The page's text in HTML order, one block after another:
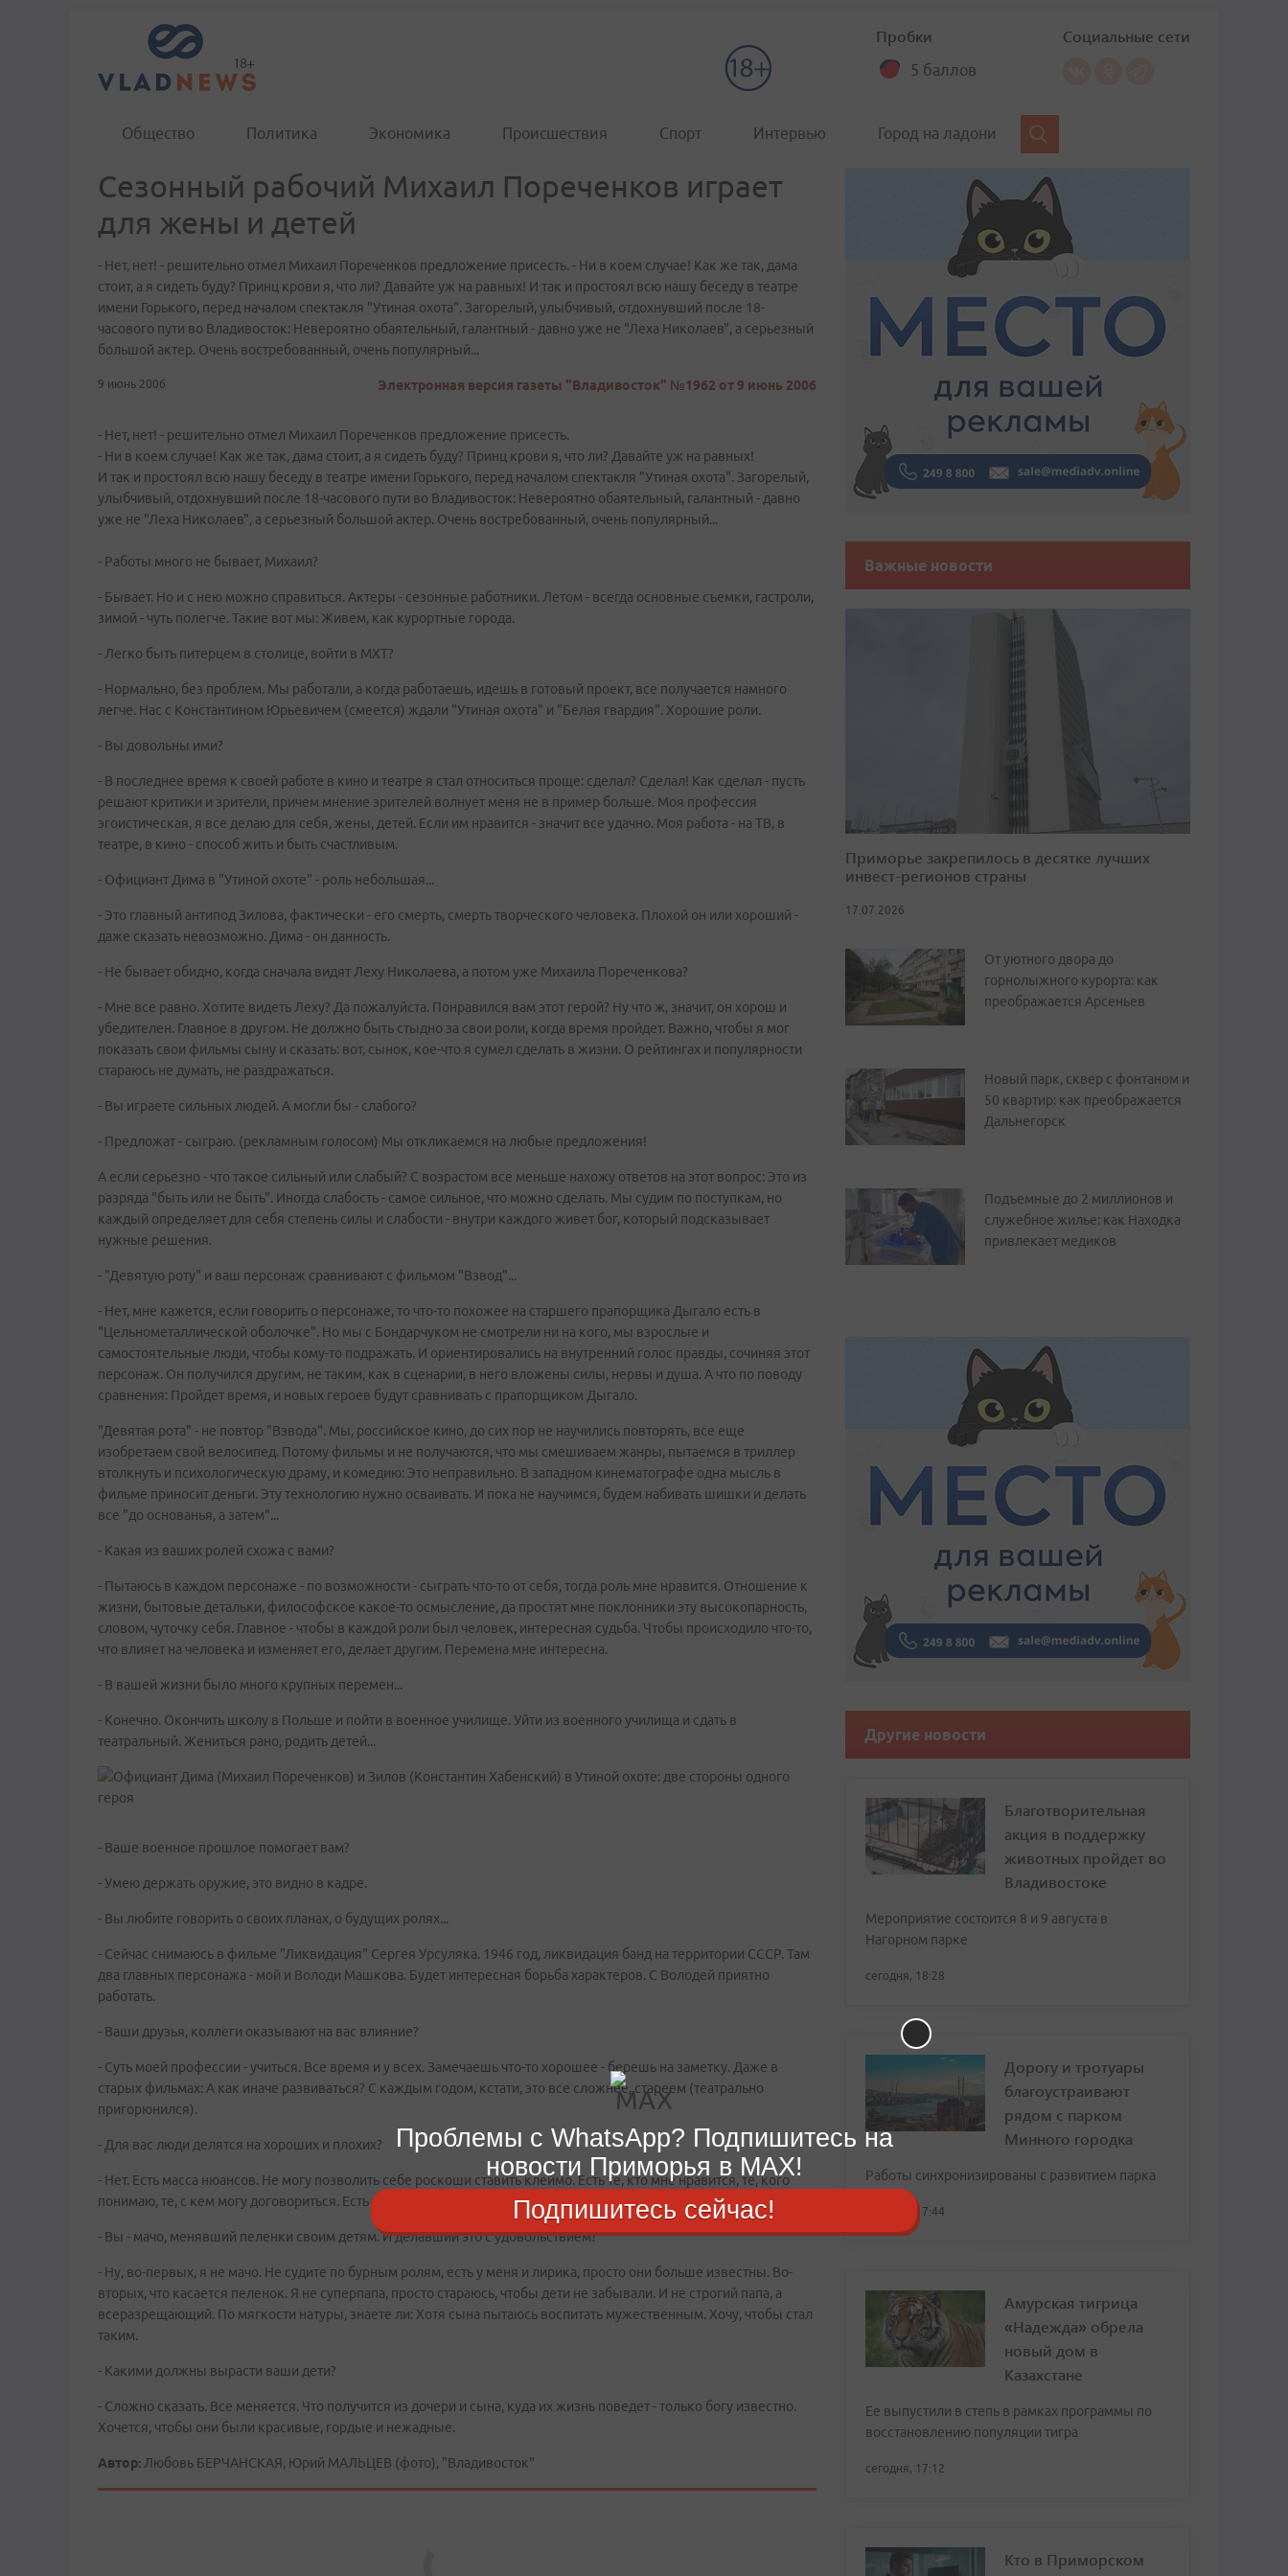
Пробки
5 баллов
Социальные сети
Общество Политика Экономика Происшествия Спорт Интервью Город на ладони
Сезонный рабочий Михаил Пореченков играет
для жены и детей
- Нет, нет! - решительно отмел Михаил Пореченков предложение присесть. - Ни в коем случае! Как же так, дама
стоит, а я сидеть буду? Принц крови я, что ли? Давайте уж на равных! И так и простоял всю нашу беседу в театре
имени Горького, перед началом спектакля "Утиная охота". Загорелый, улыбчивый, отдохнувший после 18-
часового пути во Владивосток: Невероятно обаятельный, галантный - давно уже не "Леха Николаев", а серьезный
большой актер. Очень востребованный, очень популярный...
9 июнь 2006 Электронная версия газеты "Владивосток" №1962 от 9 июнь 2006
- Нет, нет! - решительно отмел Михаил Пореченков предложение присесть.
- Ни в коем случае! Как же так, дама стоит, а я сидеть буду? Принц крови я, что ли? Давайте уж на равных!
И так и простоял всю нашу беседу в театре имени Горького, перед началом спектакля "Утиная охота". Загорелый,
улыбчивый, отдохнувший после 18-часового пути во Владивосток: Невероятно обаятельный, галантный - давно
уже не "Леха Николаев", а серьезный большой актер. Очень востребованный, очень популярный...
- Работы много не бывает, Михаил?
- Бывает. Но и с нею можно справиться. Актеры - сезонные работники. Летом - всегда основные съемки, гастроли,
зимой - чуть полегче. Такие вот мы: Живем, как курортные города.
- Легко быть питерцем в столице, войти в МХТ?
- Нормально, без проблем. Мы работали, а когда работаешь, идешь в готовый проект, все получается намного
легче. Нас с Константином Юрьевичем (смеется) ждали "Утиная охота" и "Белая гвардия". Хорошие роли.
- Вы довольны ими?
- В последнее время к своей работе в кино и театре я стал относиться проще: сделал? Сделал! Как сделал - пусть
решают критики и зрители, причем мнение зрителей волнует меня не в пример больше. Моя профессия
эгоистическая, я все делаю для себя, жены, детей. Если им нравится - значит все удачно. Моя работа - на ТВ, в
театре, в кино - способ жить и быть счастливым.
- Официант Дима в "Утиной охоте" - роль небольшая...
- Это главный антипод Зилова, фактически - его смерть, смерть творческого человека. Плохой он или хороший -
даже сказать невозможно. Дима - он данность.
- Не бывает обидно, когда сначала видят Леху Николаева, а потом уже Михаила Пореченкова?
- Мне все равно. Хотите видеть Леху? Да пожалуйста. Понравился вам этот герой? Ну что ж, значит, он хорош и
убедителен. Главное в другом. Не должно быть стыдно за свои роли, когда время пройдет. Важно, чтобы я мог
показать свои фильмы сыну и сказать: вот, сынок, кое-что я сумел сделать в жизни. О рейтингах и популярности
стараюсь не думать, не раздражаться.
- Вы играете сильных людей. А могли бы - слабого?
- Предложат - сыграю. (рекламным голосом) Мы откликаемся на любые предложения!
А если серьезно - что такое сильный или слабый? С возрастом все меньше нахожу ответов на этот вопрос: Это из
разряда "быть или не быть". Иногда слабость - самое сильное, что можно сделать. Мы судим по поступкам, но
каждый определяет для себя степень силы и слабости - внутри каждого живет бог, который подсказывает
нужные решения.
- "Девятую роту" и ваш персонаж сравнивают с фильмом "Взвод"...
- Нет, мне кажется, если говорить о персонаже, то что-то похожее на старшего прапорщика Дыгало есть в
"Цельнометаллической оболочке". Но мы с Бондарчуком не смотрели ни на кого, мы взрослые и
самостоятельные люди, чтобы кому-то подражать. И ориентировались на внутренний голос правды, сочиняя этот
персонаж. Он получился другим, не таким, как в сценарии, в него вложены силы, нервы и душа. А что по поводу
сравнения: Пройдет время, и новых героев будут сравнивать с прапорщиком Дыгало.
"Девятая рота" - не повтор "Взвода". Мы, российское кино, до сих пор не научились повторять, все еще
изобретаем свой велосипед. Потому фильмы и не получаются, что мы смешиваем жанры, пытаемся в триллер
втолкнуть и психологическую драму, и комедию: Это неправильно. В западном кинематографе одна мысль в
фильме приносит деньги. Эту технологию нужно осваивать. И пока не научимся, будем набивать шишки и делать
все "до основанья, а затем"...
- Какая из ваших ролей схожа с вами?
- Пытаюсь в каждом персонаже - по возможности - сыграть что-то от себя, тогда роль мне нравится. Отношение к
жизни, бытовые детальки, философское какое-то осмысление, да простят мне поклонники эту высокопарность,
словом, чуточку себя. Главное - чтобы в каждой роли был человек, интересная судьба. Чтобы происходило что-то,
что влияет на человека и изменяет его, делает другим. Перемена мне интересна.
- В вашей жизни было много крупных перемен...
- Конечно. Окончить школу в Польше и пойти в военное училище. Уйти из военного училища и сдать в
театральный. Жениться рано, родить детей...
- Ваше военное прошлое помогает вам?
- Умею держать оружие, это видно в кадре.
- Вы любите говорить о своих планах, о будущих ролях...
- Сейчас снимаюсь в фильме "Ликвидация" Сергея Урсуляка. 1946 год, ликвидация банд на территории СССР. Там
два главных персонажа - мой и Володи Машкова. Будет интересная борьба характеров. С Володей приятно
работать.
- Ваши друзья, коллеги оказывают на вас влияние?
- Суть моей профессии - учиться. Все время и у всех. Замечаешь что-то хорошее - берешь на заметку. Даже в
старых фильмах: А как иначе развиваться? С каждым годом, кстати, это все сложнее, стареем (театрально
пригорюнился).
- Для вас люди делятся на хороших и плохих?
- Нет. Есть масса нюансов. Не могу позволить себе роскоши ставить клеймо. Есть те, кто мне нравится, те, кого
понимаю, те, с кем могу договориться. Есть те, кто не понимает меня...
- Вы - мачо, менявший пеленки своим детям. И делавший это с удовольствием?
- Ну, во-первых, я не мачо. Не судите по бурным ролям, есть у меня и лирика, просто они больше известны. Во-
вторых, что касается пеленок. Я не суперпапа, просто стараюсь, чтобы дети не забывали. И не строгий папа, а
всеразрещающий. По мягкости натуры, знаете ли: Хотя сына пытаюсь воспитать мужественным. Хочу, чтобы стал
таким.
- Какими должны вырасти ваши дети?
- Сложно сказать. Все меняется. Что получится из дочери и сына, куда их жизнь поведет - только богу известно.
Хочется, чтобы они были красивые, гордые и нежадные.
Автор: Любовь БЕРЧАНСКАЯ, Юрий МАЛЬЦЕВ (фото), "Владивосток"
Важные новости
Приморье закрепилось в десятке лучших
инвест-регионов страны
17.07.2026
От уютного двора до
горнолыжного курорта: как
преображается Арсеньев
Новый парк, сквер с фонтаном и
50 квартир: как преображается
Дальнегорск
Подъемные до 2 миллионов и
служебное жилье: как Находка
привлекает медиков
Другие новости
Благотворительная
акция в поддержку
животных пройдет во
Владивостоке
Мероприятие состоится 8 и 9 августа в
Нагорном парке
сегодня, 18:28
Дорогу и тротуары
благоустраивают
рядом с парком
Минного городка
Работы синхронизированы с развитием парка
сегодня, 17:44
Амурская тигрица
«Надежда» обрела
новый дом в
Казахстане
Ее выпустили в степь в рамках программы по
восстановлению популяции тигра
сегодня, 17:12
Кто в Приморском
Проблемы с WhatsApp? Подпишитесь на
новости Приморья в MAX!
Подпишитесь сейчас!